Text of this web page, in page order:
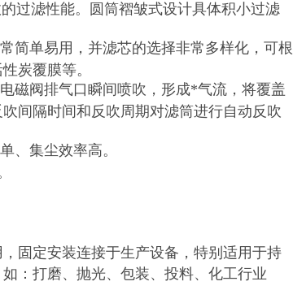
过滤性能。圆筒褶皱式设计具体积小过滤
简单易用，并滤芯的选择非常多样化，可根
炭覆膜等。
磁阀排气口瞬间喷吹，形成*气流，将覆盖
间隔时间和反吹周期对滤筒进行自动反吹
、集尘效率高。
固定安装连接于生产设备，特别适用于持
：打磨、抛光、包装、投料、化工行业